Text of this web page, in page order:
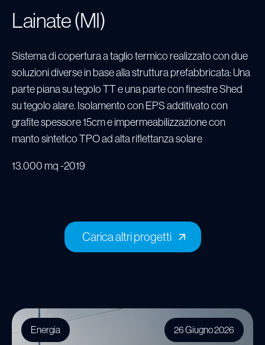
Lainate (MI)
Sistema di copertura a taglio termico realizzato con due
soluzioni diverse in base alla struttura prefabbricata: Una
parte piana su tegolo TT e una parte con finestre Shed
su tegolo alare. Isolamento con EPS additivato con
grafite spessore 15cm e impermeabilizzazione con
manto sintetico TPO ad alta riflettanza solare
13.000 mq 2019
Carica altri progetti
Energia 26 Giugno 2026